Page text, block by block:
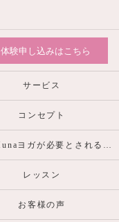
体験申し込みはこちら
サービス
コンセプト
大阪でMunaヨガが必要とされる理由
レッスン
お客様の声